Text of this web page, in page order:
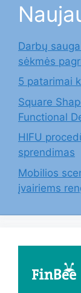
Darbų
sėkmės
5 patarimai
Square
Functional
HIFU
sprendimas
Mobilios
įvairiems